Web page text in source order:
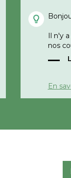
Il n'y
nos
En